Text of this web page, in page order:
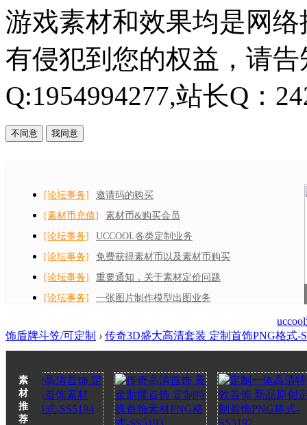
游戏素材和效果均是网
有侵犯到您的权益，请
Q:1954994277,站长Q：
不同意 我同意
[论坛事务]
邀请码的购买
[素材币充值]
素材币&购买会员
[论坛事务]
UCCOOL各类定制业务
[论坛事务]
免费获得素材币以及素材币购买
[论坛事务]
重要通知，关于素材定价问题
[论坛事务]
一张图片制作模型出图业务
饰盾牌斗笠/可定制 › 传奇3D盛大高清套装 定制首饰PNG格式-
素
材
推
荐